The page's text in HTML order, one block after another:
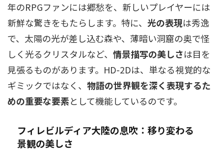
年のRPGファンには郷愁を、新しいプレイヤーには
新鮮な驚きをもたらします。特に、 光の表現は秀逸
で、太陽の光が差し込む森や、薄暗い洞窟の奥で怪
しく光るクリスタルなど、 情景描写の美しさは目を
見張るものがあります。HD-2Dは、単なる視覚的な
ギミックではなく、 物語の世界観を深く表現するた
めの重要な要素として機能しているのです。
フィレビルディア大陸の息吹：移り変わる
景観の美しさ